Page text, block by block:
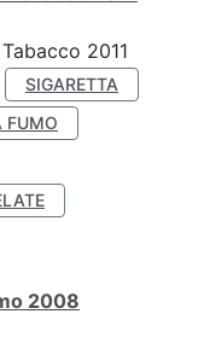
2011
SIGARETTA
FUMO
2008